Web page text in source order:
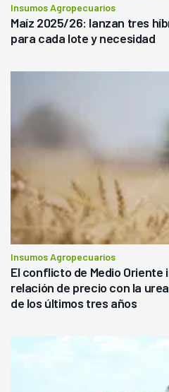
Insumos Agropecuarios
Maíz 2025/26: lanzan tres
para cada lote y necesidad
Insumos Agropecuarios
El conflicto de Medio Oriente
relación de precio con la
de los últimos tres años